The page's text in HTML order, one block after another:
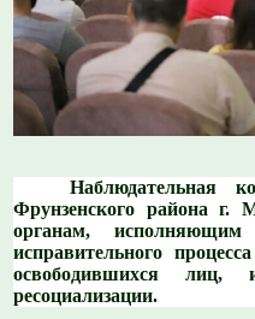
Наблюдательная
Фрунзенского района г.
органам, исполняющим
исправительного
освободившихся
ресоциализации.